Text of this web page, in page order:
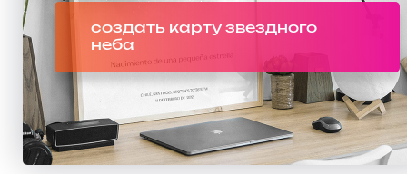
создать карту звездного
неба